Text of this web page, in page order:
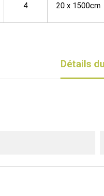
4 20 x 1500cm
Détails